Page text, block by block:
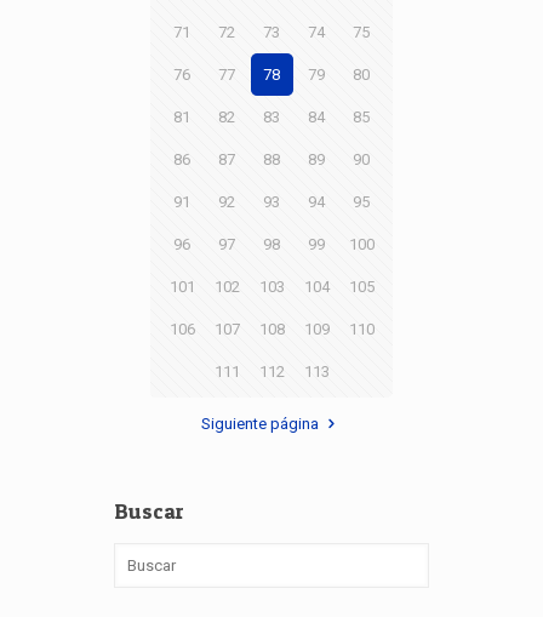
71 72 73 74 75
76 77 78 79 80
81 82 83 84 85
86 87 88 89 90
91 92 93 94 95
96 97 98 99 100
101 102 103 104 105
106 107 108 109 110
111 112 113
Siguiente página
Buscar